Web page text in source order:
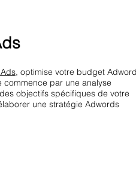
, optimise votre budget
par une analyse
objectifs spécifiques de votre
une stratégie Adwords